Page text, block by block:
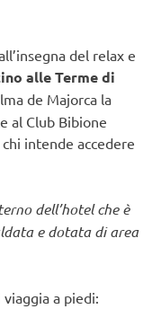
del relax e
alle Terme di
de Majorca la
al Club Bibione
intende accedere
dell’hotel che è
e dotata di area
a piedi: